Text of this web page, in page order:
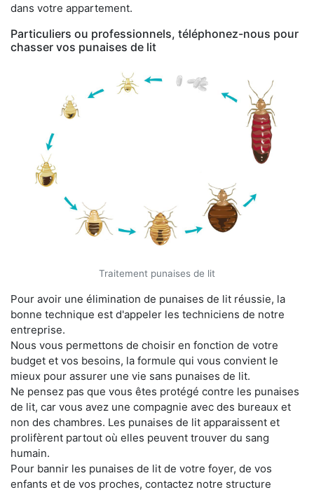
dans votre appartement.
Particuliers ou professionnels, téléphonez-nous pour
chasser vos punaises de lit
Traitement punaises de lit
Pour avoir une élimination de punaises de lit réussie, la
bonne technique est d'appeler les techniciens de notre
entreprise.
Nous vous permettons de choisir en fonction de votre
budget et vos besoins, la formule qui vous convient le
mieux pour assurer une vie sans punaises de lit.
Ne pensez pas que vous êtes protégé contre les punaises
de lit, car vous avez une compagnie avec des bureaux et
non des chambres. Les punaises de lit apparaissent et
prolifèrent partout où elles peuvent trouver du sang
humain.
Pour bannir les punaises de lit de votre foyer, de vos
enfants et de vos proches, contactez notre structure